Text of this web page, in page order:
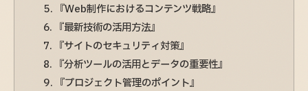
『Web制作におけるコンテンツ戦略』
『最新技術の活用方法』
『サイトのセキュリティ対策』
『分析ツールの活用とデータの重要性』
『プロジェクト管理のポイント』